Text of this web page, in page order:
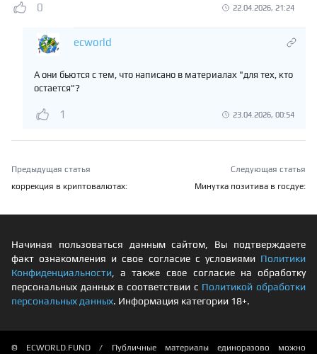
0 22.04.2026, 21:24
ecworld
А они бьются с тем, что написано в материалах "для тех, кто
остается"?
1 23.04.2026, 00:54
Предыдущая статья
коррекция в криптовалютах:
Следующая статья
Минутка позитива в госдуе:
Начиная пользоваться данным сайтом, Вы подтверждаете
факт ознакомления и свое согласие с условиями Политики
Конфиденциальности , а также свое согласие на обработку
персональных данных в соответствии с Политикой обработки
персональных данных. Информация категории 18+.
© ECWORLD.FUND / Публичные материалы единоразово можно